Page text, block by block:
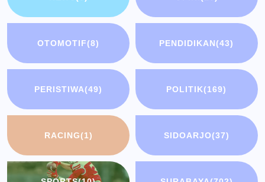
OTOMOTIF(8) PENDIDIKAN(43)
PERISTIWA(49) POLITIK(169)
RACING(1) SIDOARJO(37)